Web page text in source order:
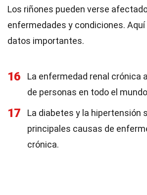
Los riñones pueden verse
enfermedades y condiciones. Aquí
datos importantes.
16
La enfermedad renal crónica
de personas en todo el
17
La diabetes y la hipertensión
principales causas de
crónica.